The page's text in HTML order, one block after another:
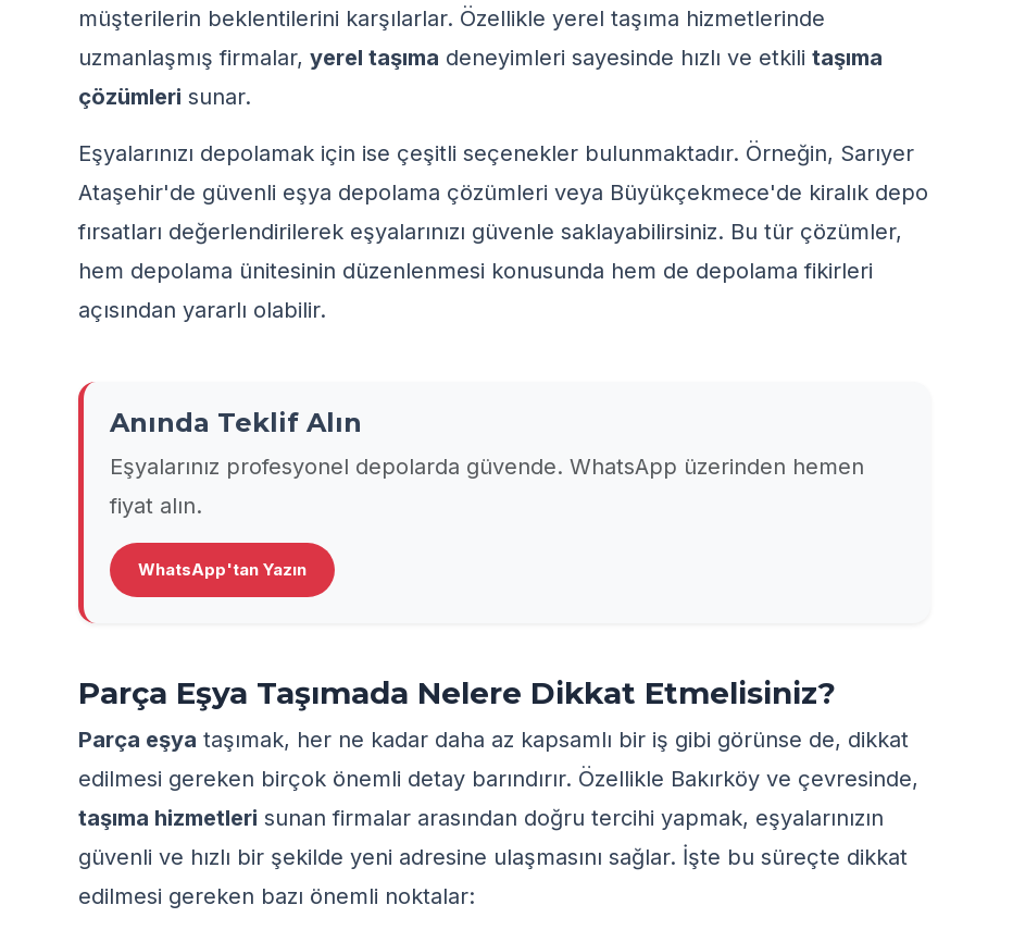
müşterilerin beklentilerini karşılarlar. Özellikle yerel taşıma hizmetlerinde
uzmanlaşmış firmalar, yerel taşıma deneyimleri sayesinde hızlı ve etkili taşıma
çözümleri sunar.
Eşyalarınızı depolamak için ise çeşitli seçenekler bulunmaktadır. Örneğin, Sarıyer
Ataşehir'de güvenli eşya depolama çözümleri veya Büyükçekmece'de kiralık depo
fırsatları değerlendirilerek eşyalarınızı güvenle saklayabilirsiniz. Bu tür çözümler,
hem depolama ünitesinin düzenlenmesi konusunda hem de depolama fikirleri
açısından yararlı olabilir.
Anında Teklif Alın
Eşyalarınız profesyonel depolarda güvende. WhatsApp üzerinden hemen
fiyat alın.
WhatsApp'tan Yazın
Parça Eşya Taşımada Nelere Dikkat Etmelisiniz?
Parça eşya taşımak, her ne kadar daha az kapsamlı bir iş gibi görünse de, dikkat
edilmesi gereken birçok önemli detay barındırır. Özellikle Bakırköy ve çevresinde,
taşıma hizmetleri sunan firmalar arasından doğru tercihi yapmak, eşyalarınızın
güvenli ve hızlı bir şekilde yeni adresine ulaşmasını sağlar. İşte bu süreçte dikkat
edilmesi gereken bazı önemli noktalar: